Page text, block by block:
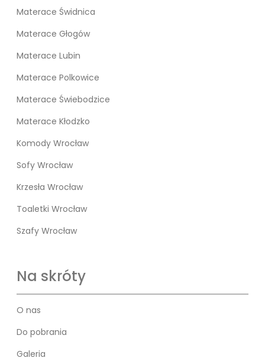
Materace Świdnica
Materace Głogów
Materace Lubin
Materace Polkowice
Materace Świebodzice
Materace Kłodzko
Komody Wrocław
Sofy Wrocław
Krzesła Wrocław
Toaletki Wrocław
Szafy Wrocław
Na skróty
O nas
Do pobrania
Galeria